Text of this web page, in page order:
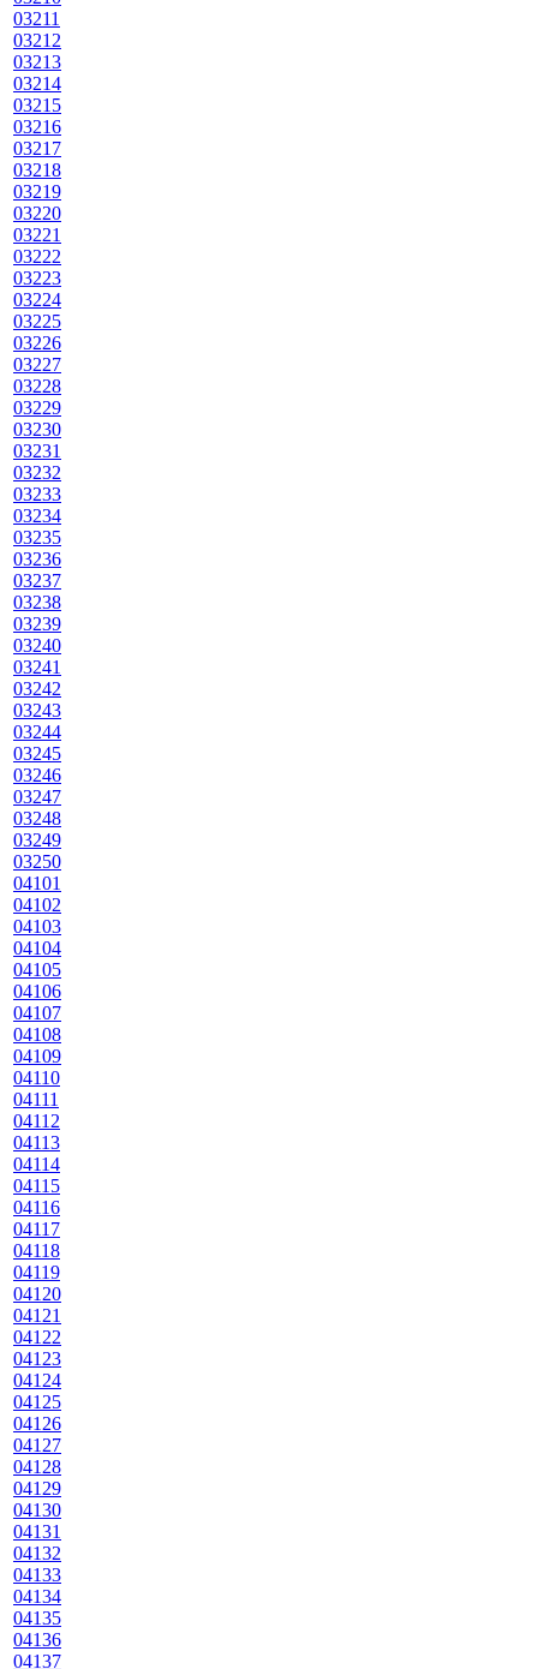
03211
03212
03213
03214
03215
03216
03217
03218
03219
03220
03221
03222
03223
03224
03225
03226
03227
03228
03229
03230
03231
03232
03233
03234
03235
03236
03237
03238
03239
03240
03241
03242
03243
03244
03245
03246
03247
03248
03249
03250
04101
04102
04103
04104
04105
04106
04107
04108
04109
04110
04111
04112
04113
04114
04115
04116
04117
04118
04119
04120
04121
04122
04123
04124
04125
04126
04127
04128
04129
04130
04131
04132
04133
04134
04135
04136
04137